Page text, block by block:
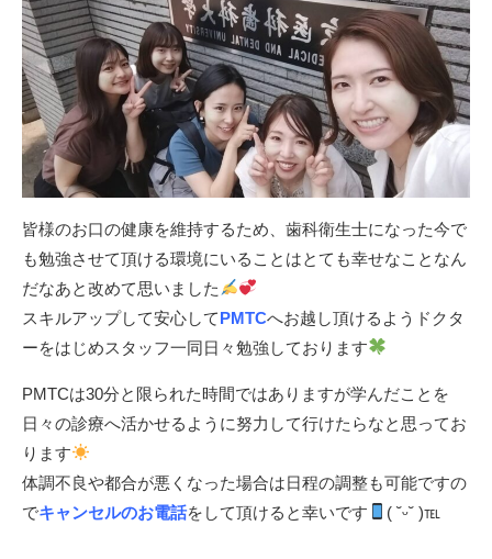
皆様のお口の健康を維持するため、歯科衛生士になった今で
も勉強させて頂ける環境にいることはとても幸せなことなん
だなあと改めて思いました
スキルアップして安心してPMTCへお越し頂けるようドクタ
ーをはじめスタッフ一同日々勉強しております
PMTCは30分と限られた時間ではありますが学んだことを
日々の診療へ活かせるように努力して行けたらなと思ってお
ります
体調不良や都合が悪くなった場合は日程の調整も可能ですの
でキャンセルのお電話をして頂けると幸いです ︎( ˘ᵕ˘ )℡